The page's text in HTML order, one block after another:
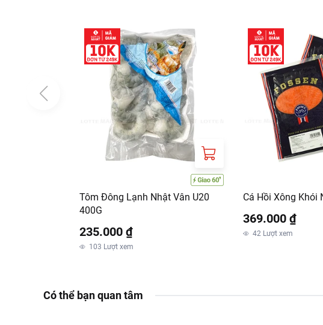
Tôm Đông Lạnh Nhật Vân U20
400G
235.000 ₫
103 Lượt xem
Cá Hồi Xông Khói
369.000 ₫
42 Lượt xem
Có thể bạn quan tâm